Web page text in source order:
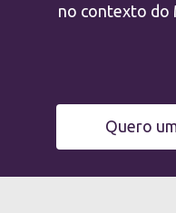
no contexto do
Quero